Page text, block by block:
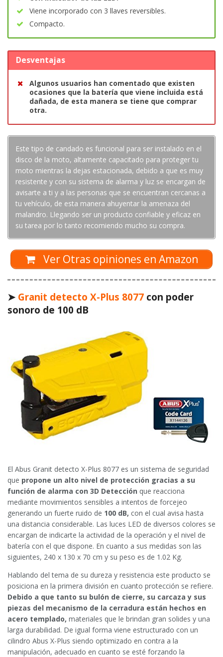
Viene incorporado con 3 llaves reversibles.
Compacto.
Desventajas
Algunos usuarios han comentado que existen
ocasiones que la batería que viene incluida está
dañada, de esta manera se tiene que comprar
otra.
Este tipo de candado es funcional para ser instalado en el
disco de la moto, altamente capacitado para proteger tu
moto mientras la dejas estacionada, debido a que es muy
resistente y con su sistema de alarma y luz se encargan de
avisarte a ti y a las personas que se encuentran cercanas a
tu vehículo, de esta manera ahuyentar la amenaza del
malandro. Llegando ser un producto confiable y eficaz en
su tarea por lo tanto recomiendo mucho su compra.
Ver Otras opiniones en Amazon
➤ Granit detecto X-Plus 8077 con poder
sonoro de 100 dB
El Abus Granit detecto X-Plus 8077 es un sistema de seguridad
que propone un alto nivel de protección gracias a su
función de alarma con 3D Detección que reacciona
mediante movimientos sensibles a intentos de forcejeo
generando un fuerte ruido de 100 dB, con el cual avisa hasta
una distancia considerable. Las luces LED de diversos colores se
encargan de indicarte la actividad de la operación y el nivel de
batería con el que dispone. En cuanto a sus medidas son las
siguientes, 240 x 130 x 70 cm y su peso es de 1.02 Kg.
Hablando del tema de su dureza y resistencia este producto se
posiciona en la primera división en cuanto protección se refiere.
Debido a que tanto su bulón de cierre, su carcaza y sus
piezas del mecanismo de la cerradura están hechos en
acero templado, materiales que le brindan gran solides y una
larga durabilidad. De igual forma viene estructurado con un
cilindro Abus X-Plus siendo optimizado en contra a la
manipulación, adecuado en cuanto se esté forzando la